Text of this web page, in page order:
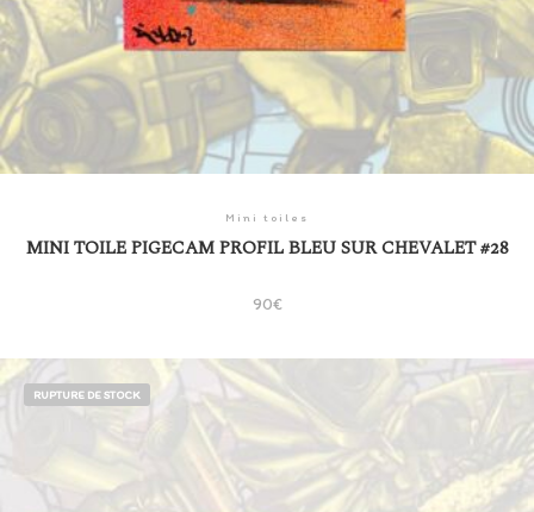
Mini toiles
MINI TOILE PIGECAM PROFIL BLEU SUR CHEVALET #28
90€
RUPTURE DE STOCK